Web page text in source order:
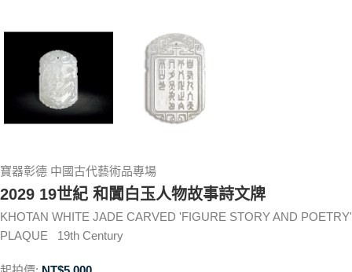
寶器彰德 中國古代藝術品專場
2029 19世紀 和闐白玉人物故事詩文牌
KHOTAN WHITE JADE CARVED 'FIGURE STORY AND POETRY'
PLAQUE 19th Century